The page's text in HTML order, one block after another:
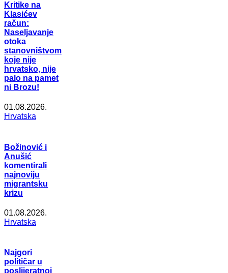
Kritike na
Klasićev
račun:
Naseljavanje
otoka
stanovništvom
koje nije
hrvatsko, nije
palo na pamet
ni Brozu!
01.08.2026.
Hrvatska
Božinović i
Anušić
komentirali
najnoviju
migrantsku
krizu
01.08.2026.
Hrvatska
Najgori
političar u
poslijeratnoj